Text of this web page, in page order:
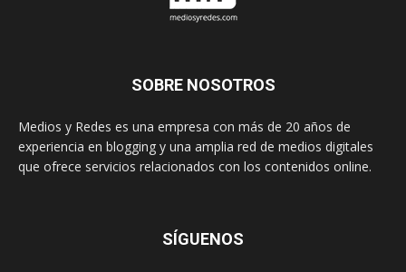
SOBRE NOSOTROS
Medios y Redes es una empresa con más de 20 años de
experiencia en blogging y una amplia red de medios digitales
que ofrece servicios relacionados con los contenidos online.
SÍGUENOS